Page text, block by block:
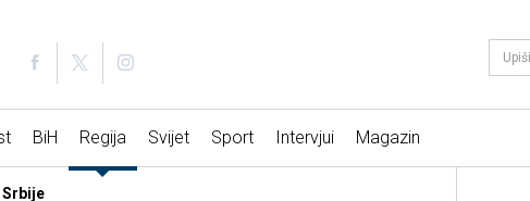
BiH Regija Svijet Sport Intervjui Magazin
Srbije